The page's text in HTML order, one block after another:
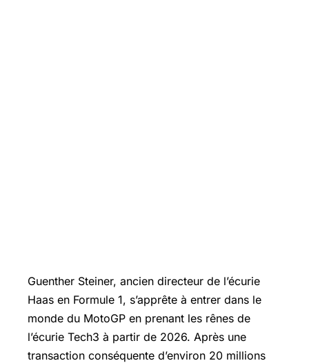
Guenther Steiner, ancien directeur de l’écurie
Haas en Formule 1, s’apprête à entrer dans le
monde du MotoGP en prenant les rênes de
l’écurie Tech3 à partir de 2026. Après une
transaction conséquente d’environ 20 millions